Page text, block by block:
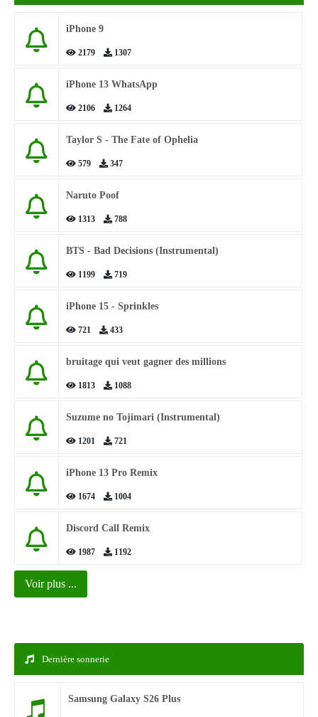
iPhone 9
2179 1307
iPhone 13 WhatsApp
2106 1264
Taylor S - The Fate of Ophelia
579 347
Naruto Poof
1313 788
BTS - Bad Decisions (Instrumental)
1199 719
iPhone 15 - Sprinkles
721 433
bruitage qui veut gagner des millions
1813 1088
Suzume no Tojimari (Instrumental)
1201 721
iPhone 13 Pro Remix
1674 1004
Discord Call Remix
1987 1192
Voir plus ...
Dernière sonnerie
Samsung Galaxy S26 Plus